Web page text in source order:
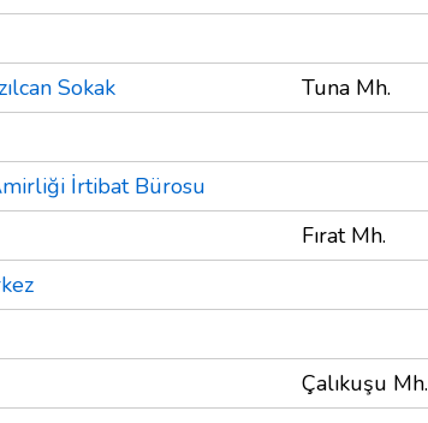
Sokak
Tuna Mh.
İrtibat Bürosu
Fırat Mh.
Çalıkuşu Mh.